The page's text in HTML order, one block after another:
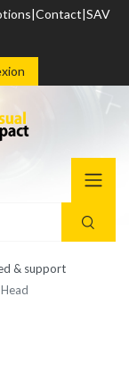
Contact SAV
& support